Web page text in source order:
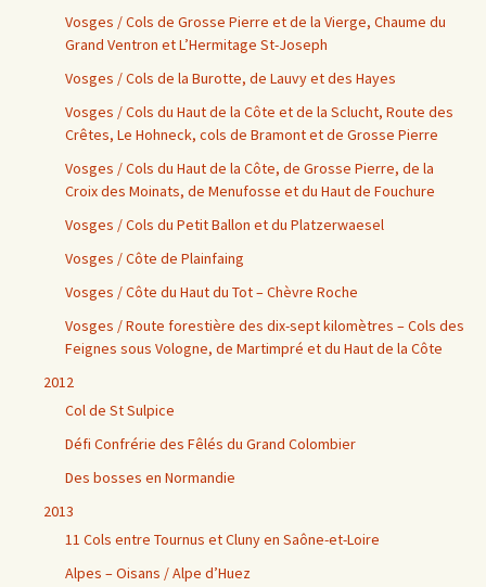
Vosges / Cols de Grosse Pierre et de la Vierge, Chaume du
Grand Ventron et L’Hermitage St-Joseph
Vosges / Cols de la Burotte, de Lauvy et des Hayes
Vosges / Cols du Haut de la Côte et de la Sclucht, Route des
Crêtes, Le Hohneck, cols de Bramont et de Grosse Pierre
Vosges / Cols du Haut de la Côte, de Grosse Pierre, de la
Croix des Moinats, de Menufosse et du Haut de Fouchure
Vosges / Cols du Petit Ballon et du Platzerwaesel
Vosges / Côte de Plainfaing
Vosges / Côte du Haut du Tot – Chèvre Roche
Vosges / Route forestière des dix-sept kilomètres – Cols des
Feignes sous Vologne, de Martimpré et du Haut de la Côte
2012
Col de St Sulpice
Défi Confrérie des Fêlés du Grand Colombier
Des bosses en Normandie
2013
11 Cols entre Tournus et Cluny en Saône-et-Loire
Alpes – Oisans / Alpe d’Huez